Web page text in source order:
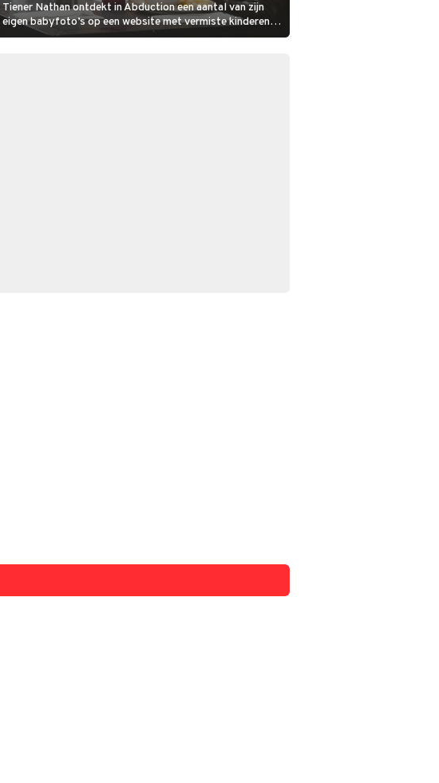
Tiener Nathan ontdekt in Abduction een aantal van zijn
eigen babyfoto’s op een website met vermiste kinderen.
Hij gaat op onderzoek uit en doet een schrikbarende